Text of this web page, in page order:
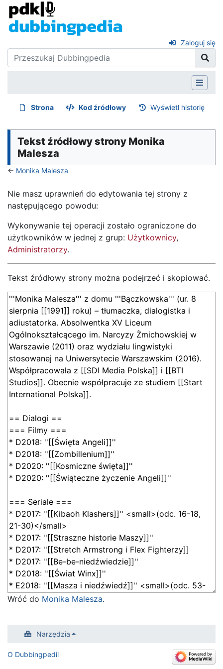
Zaloguj się
Strona Kod źródłowy Wyświetl historię
Tekst źródłowy strony Monika
Malesza
← Monika Malesza
Nie masz uprawnień do edytowania tej strony z
następującego powodu:
Wykonywanie tej operacji zostało ograniczone do
użytkowników w jednej z grup: Użytkownicy,
Administratorzy.
Tekst źródłowy strony można podejrzeć i skopiować.
Wróć do Monika Malesza.
Narzędzia
O Dubbingpedii